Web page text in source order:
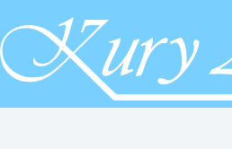
contenido